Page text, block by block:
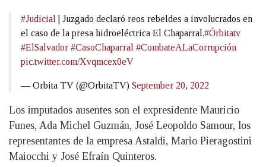
#Judicial
| Juzgado declaró reos rebeldes a involucrados en
el caso de la presa hidroeléctrica El Chaparral.#Órbitatv
#ElSalvador #CasoChaparral #CombateALaCorrupción
pic.twitter.com/Xvqmcex0eV
— Orbita TV (@OrbitaTV) September 20, 2022
Los imputados ausentes son el expresidente Mauricio
Funes, Ada Michel Guzmán, José Leopoldo Samour, los
representantes de la empresa Astaldi, Mario Pieragostini
Maiocchi y José Efraín Quinteros.